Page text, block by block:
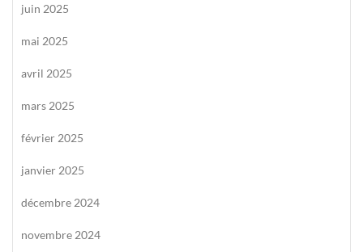
juin 2025
mai 2025
avril 2025
mars 2025
février 2025
janvier 2025
décembre 2024
novembre 2024